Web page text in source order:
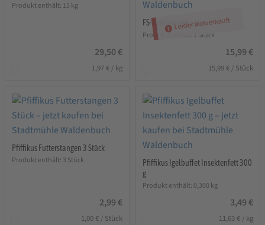
Produkt enthält: 15 kg
29,50€
1,97 € / kg
Leider ausverkauft
FS-Reinigungsbürste
Produkt enthält: 1 Stück
15,99 €
15,99 €/ Stück
Pfiffikus Futterstangen 3 Stück
Produkt enthält: 3 Stück
2,99 €
1,00 € / Stück
Pfiffikus Igelbuffet Insektenfett 300
g
Produkt enthält: 0,300 kg
3,49 €
11,63 €/ kg